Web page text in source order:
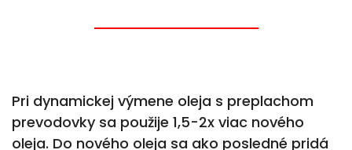
Pri dynamickej výmene oleja s preplachom
prevodovky sa použije 1,5-2x viac nového
oleja. Do nového oleja sa ako posledné pridá